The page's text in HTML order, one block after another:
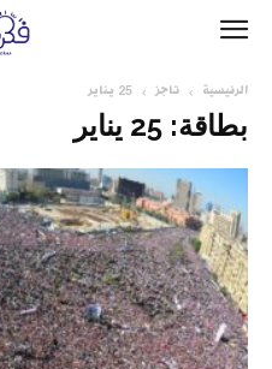
الرئيسية تاجز 25 يناير
بطاقة: 25 يناير